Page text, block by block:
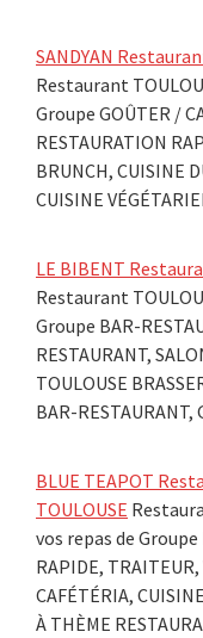
SANDYAN
Restaurant
Groupe GOÛTER /
RESTAURATION
BRUNCH, CUISINE
CUISINE
LE BIBENT
Restaurant
Groupe BAR-
RESTAURANT,
TOULOUSE
BAR-
BLUE TEAPOT
TOULOUSE
vos repas de Groupe
RAPIDE,
CAFÉTÉRIA,
À THÈME